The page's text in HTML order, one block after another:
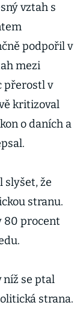
vztah s
podpořil v
mezi
přerostl v
kritizoval
o daních a
slyšet, že
stranu.
80 procent
níž se ptal
strana.